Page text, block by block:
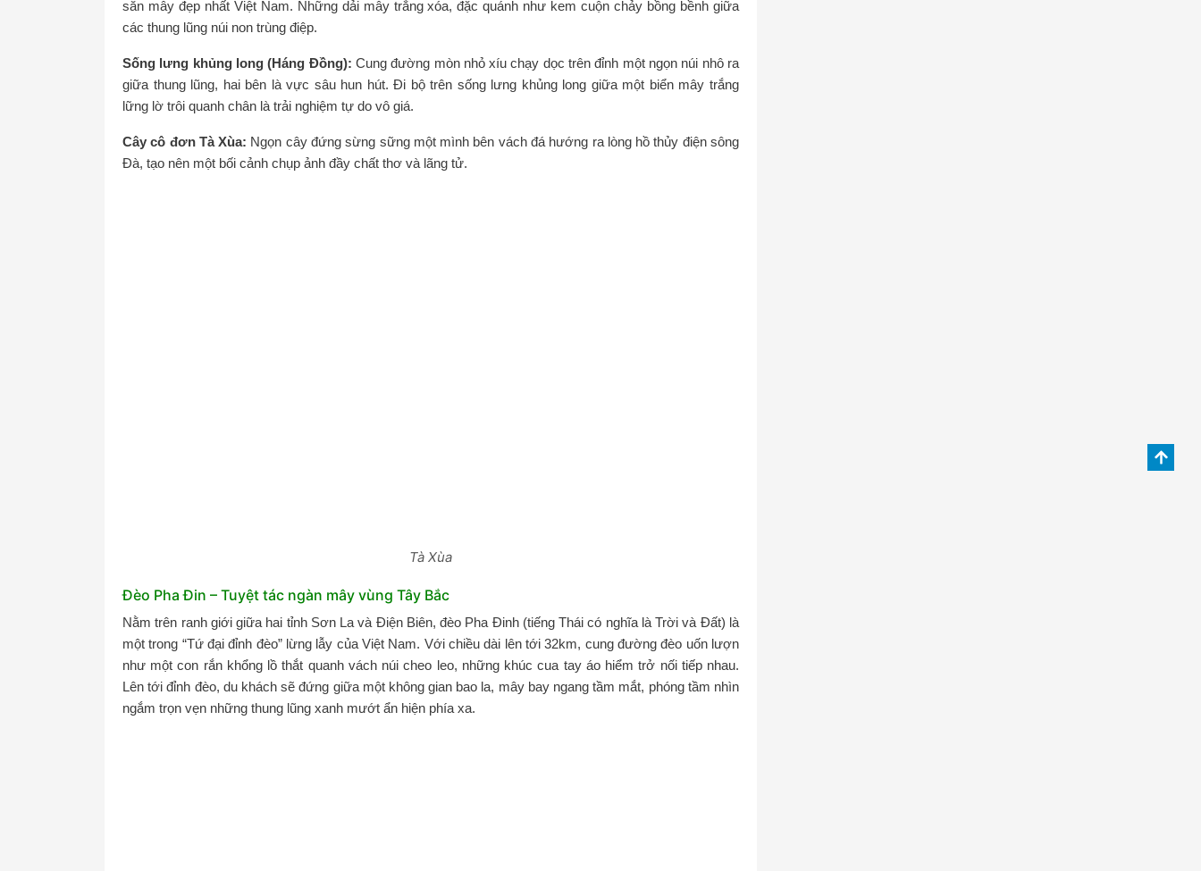
săn mây đẹp nhất Việt Nam. Những dải mây trắng xóa, đặc quánh như kem cuộn chảy bồng bềnh giữa
các thung lũng núi non trùng điệp.
Sống lưng khủng long (Háng Đồng): Cung đường mòn nhỏ xíu chạy dọc trên đỉnh một ngọn núi nhô ra
giữa thung lũng, hai bên là vực sâu hun hút. Đi bộ trên sống lưng khủng long giữa một biển mây trắng
lững lờ trôi quanh chân là trải nghiệm tự do vô giá.
Cây cô đơn Tà Xùa: Ngọn cây đứng sừng sững một mình bên vách đá hướng ra lòng hồ thủy điện sông
Đà, tạo nên một bối cảnh chụp ảnh đầy chất thơ và lãng tử.
Tà Xùa
Đèo Pha Đin – Tuyệt tác ngàn mây vùng Tây Bắc
Nằm trên ranh giới giữa hai tỉnh Sơn La và Điện Biên, đèo Pha Đinh (tiếng Thái có nghĩa là Trời và Đất) là
một trong “Tứ đại đỉnh đèo” lừng lẫy của Việt Nam. Với chiều dài lên tới 32km, cung đường đèo uốn lượn
như một con rắn khổng lồ thắt quanh vách núi cheo leo, những khúc cua tay áo hiểm trở nối tiếp nhau.
Lên tới đỉnh đèo, du khách sẽ đứng giữa một không gian bao la, mây bay ngang tầm mắt, phóng tầm nhìn
ngắm trọn vẹn những thung lũng xanh mướt ẩn hiện phía xa.